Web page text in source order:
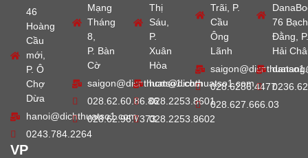
46
Hoàng
Cầu
mới,
P. Ô
Chợ
Dừa
hanoi@dichthuatso1.com
0243.784.2264
VP
Mạng
Tháng
8,
P. Bàn
Cờ
saigon@dichthuatso1.com
028.62.60.86.86
028.62.96.7373
Thị
Sáu,
P.
Xuân
Hòa
hcm@dichthuatso1.com
028.2253.8601
028.2253.8602
Trãi, P.
Cầu
Ông
Lãnh
028.6286.4477
028.627.666.03
76 Bạch
Đằng, P.
Hải